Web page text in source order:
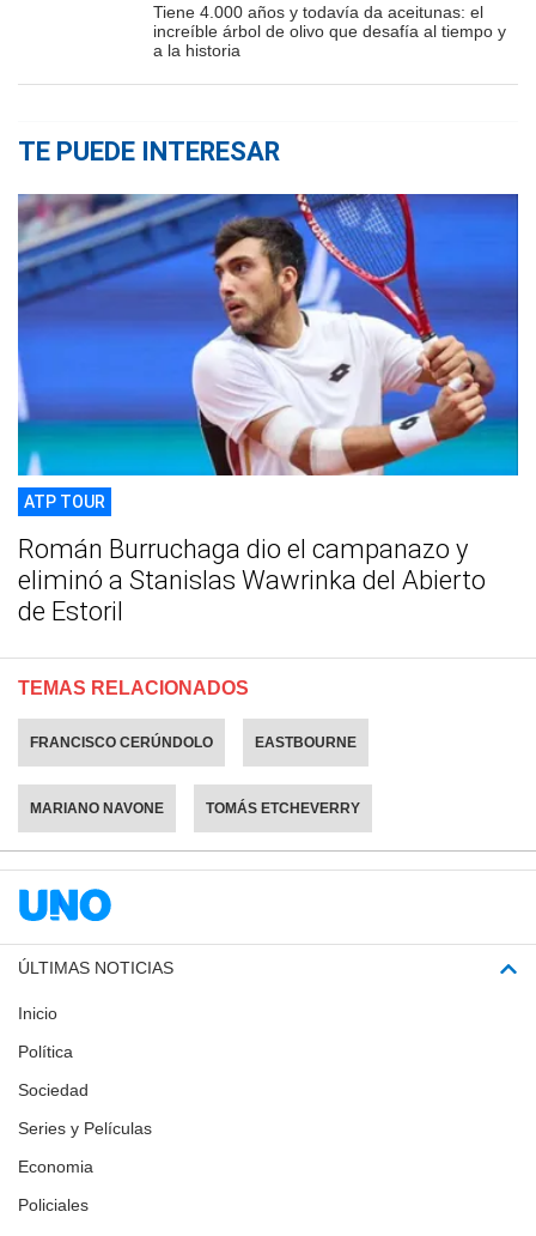
Tiene 4.000 años y todavía da aceitunas: el
increíble árbol de olivo que desafía al tiempo y
a la historia
TE PUEDE INTERESAR
ATP TOUR
Román Burruchaga dio el campanazo y
eliminó a Stanislas Wawrinka del Abierto
de Estoril
TEMAS RELACIONADOS
FRANCISCO CERÚNDOLO EASTBOURNE
MARIANO NAVONE TOMÁS ETCHEVERRY
ÚLTIMAS NOTICIAS
Inicio
Política
Sociedad
Series y Películas
Economia
Policiales